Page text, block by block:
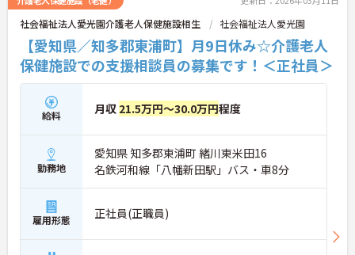
社会福祉法人愛光園介護老人保健施設相生 社会福祉法人愛光園
【愛知県／知多郡東浦町】月9日休み☆介護老人
保健施設での支援相談員の募集です！＜正社員＞
給料 月収 21.5万円～30.0万円程度
勤務地
愛知県 知多郡東浦町 緒川東米田16
名鉄河和線「八幡新田駅」バス・車8分
雇用形態 正社員(正職員)